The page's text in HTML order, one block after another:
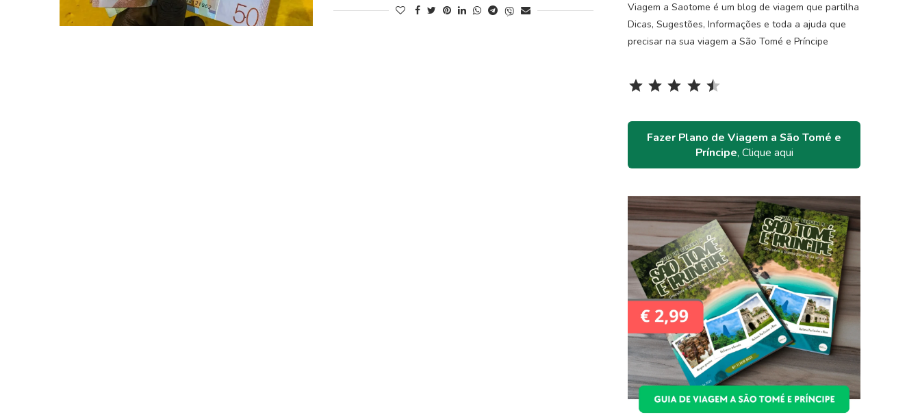
Viagem a Saotome é um blog de viagem que partilha
Dicas, Sugestões, Informações e toda a ajuda que
precisar na sua viagem a São Tomé e Príncipe
⭐⭐⭐ ⭐⭐
Fazer Plano de Viagem a São Tomé e
Príncipe, Clique aqui